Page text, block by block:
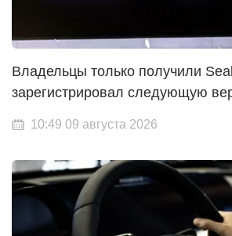
Владельцы только получили
зарегистрировал следующую
10:49 09 августа 2026